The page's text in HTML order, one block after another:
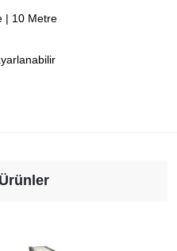
| 10 Metre